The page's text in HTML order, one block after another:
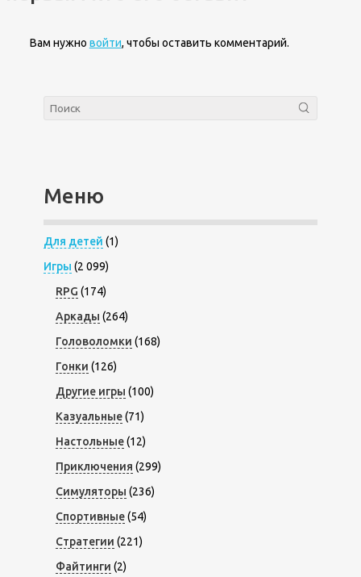
Вам нужно войти, чтобы оставить комментарий.
Меню
Для детей (1)
Игры (2 099)
RPG (174)
Аркады (264)
Головоломки (168)
Гонки (126)
Другие игры (100)
Казуальные(71)
Настольные(12)
Приключения (299)
Симуляторы (236)
Спортивные(54)
Стратегии (221)
Файтинги (2)